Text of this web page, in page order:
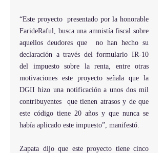
“Este proyecto  presentado por la honorable
FarideRaful, busca una amnistía fiscal sobre
aquellos deudores que  no han hecho su
declaración a través del formulario IR-10
del impuesto sobre la renta, entre otras
motivaciones este proyecto señala que la
DGII hizo una notificación a unos dos mil
contribuyentes  que tienen atrasos y de que
este código tiene 20 años y que nunca se
había aplicado este impuesto”, manifestó.
Zapata dijo que este proyecto tiene cinco